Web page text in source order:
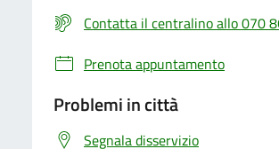
Contatta il centralino allo 070
Prenota appuntamento
Problemi in città
Segnala disservizio